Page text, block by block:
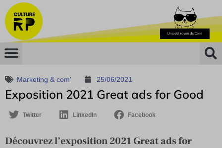
Marketing & com' 25/06/2021
Exposition 2021 Great ads for Good
Twitter LinkedIn Facebook
Découvrez l’exposition 2021 Great ads for